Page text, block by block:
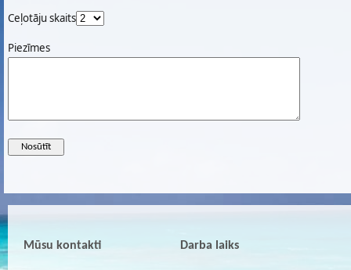
Ceļotāju skaits
Piezīmes
Mūsu kontakti Darba laiks